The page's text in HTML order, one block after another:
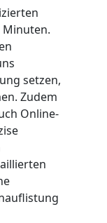
setzen,
Zudem
Online-